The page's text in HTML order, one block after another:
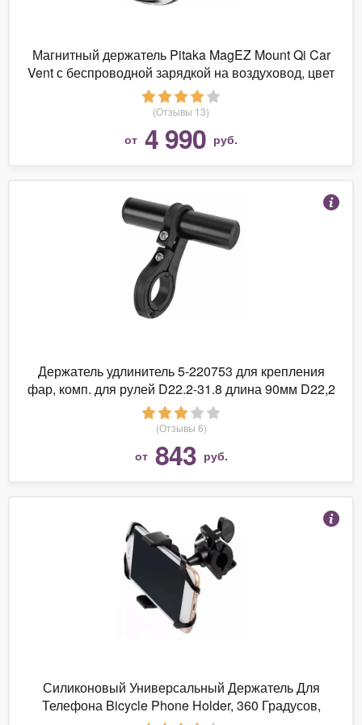
Магнитный держатель Pitaka MagEZ Mount Qi Car
Vent с беспроводной зарядкой на воздуховод, цвет
Черный/Серебристый (CM3001Q)
(Отзывы 13)
от 4 990 руб.
Держатель удлинитель 5-220753 для крепления
фар, комп. для рулей D22.2-31.8 длина 90мм D22,2
M-WAVE
(Отзывы 6)
от 843 руб.
Силиконовый Универсальный Держатель Для
Телефона Bicycle Phone Holder, 360 Градусов,